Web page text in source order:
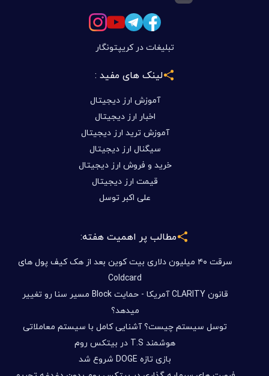
تبلیغات در کریپتونگار
لینک های مفید :
آموزش ارز دیجیتال
اخبار ارز دیجیتال
آموزش ترید ارز دیجیتال
سیگنال ارز دیجیتال
خرید و فروش ارز دیجیتال
قیمت ارز دیجیتال
علی اکبر توسل
مطالب پر اهمیت هفته:
سرقت ۴۰ میلیون دلاری بیت کوین بعد از هک کیف پول های
Coldcard
قانون CLARITY آمریکا - حمایت Block مسیر سنا رو تغییر
میدهد؟
توسل سیستم چیست؟ آشنایی کامل با سیستم معاملاتی
هوشمند T.S در بیتکس روم
بازی تازه DOGE شروع شد